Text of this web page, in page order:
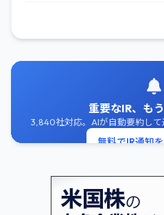
重要なIR、も
3,840社対応。AIが自動要約して
無料でIR通知